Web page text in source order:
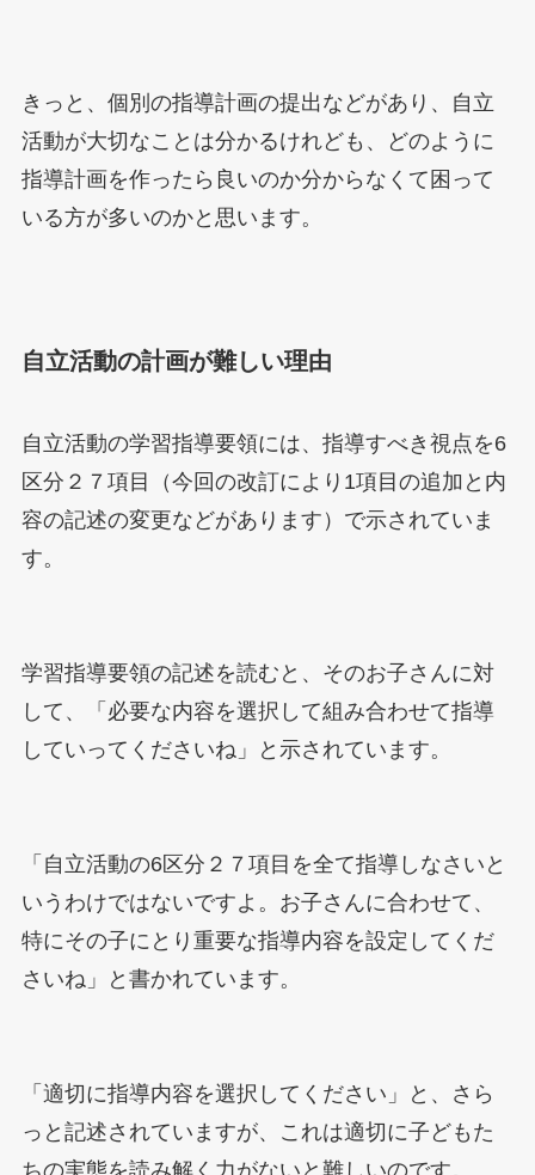
きっと、個別の指導計画の提出などがあり、自立
活動が大切なことは分かるけれども、どのように
指導計画を作ったら良いのか分からなくて困って
いる方が多いのかと思います。
自立活動の計画が難しい理由
自立活動の学習指導要領には、指導すべき視点を6
区分２７項目（今回の改訂により1項目の追加と内
容の記述の変更などがあります）で示されていま
す。
学習指導要領の記述を読むと、そのお子さんに対
して、「必要な内容を選択して組み合わせて指導
していってくださいね」と示されています。
「自立活動の6区分２７項目を全て指導しなさいと
いうわけではないですよ。お子さんに合わせて、
特にその子にとり重要な指導内容を設定してくだ
さいね」と書かれています。
「適切に指導内容を選択してください」と、さら
っと記述されていますが、これは適切に子どもた